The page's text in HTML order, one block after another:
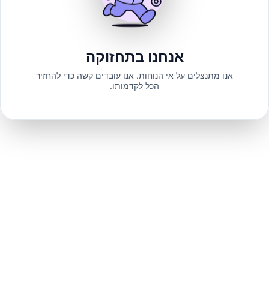
אנחנו בתחזוקה
אנו מתנצלים על אי הנוחות. אנו עובדים קשה כדי להחזיר
הכל לקדמותו.